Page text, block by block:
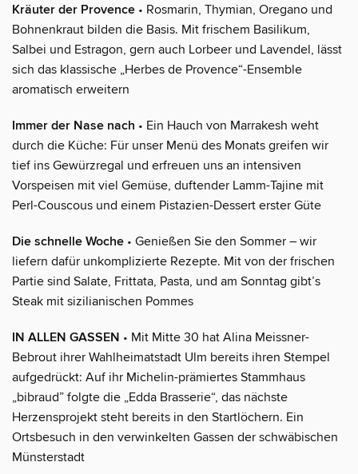
Kräuter der Provence • Rosmarin, Thymian, Oregano und
Bohnenkraut bilden die Basis. Mit frischem Basilikum,
Salbei und Estragon, gern auch Lorbeer und Lavendel, lässt
sich das klassische „Herbes de Provence“-Ensemble
aromatisch erweitern
Immer der Nase nach • Ein Hauch von Marrakesh weht
durch die Küche: Für unser Menü des Monats greifen wir
tief ins Gewürzregal und erfreuen uns an intensiven
Vorspeisen mit viel Gemüse, duftender Lamm-Tajine mit
Perl-Couscous und einem Pistazien-Dessert erster Güte
Die schnelle Woche • Genießen Sie den Sommer – wir
liefern dafür unkomplizierte Rezepte. Mit von der frischen
Partie sind Salate, Frittata, Pasta, und am Sonntag gibt’s
Steak mit sizilianischen Pommes
IN ALLEN GASSEN • Mit Mitte 30 hat Alina Meissner-
Bebrout ihrer Wahlheimatstadt Ulm bereits ihren Stempel
aufgedrückt: Auf ihr Michelin-prämiertes Stammhaus
„bibraud” folgte die „Edda Brasserie“, das nächste
Herzensprojekt steht bereits in den Startlöchern. Ein
Ortsbesuch in den verwinkelten Gassen der schwäbischen
Münsterstadt